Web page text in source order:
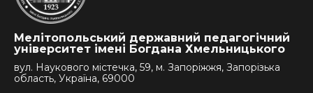
Мелітопольський державний педагогічний
університет імені Богдана Хмельницького
вул. Наукового містечка, 59, м. Запоріжжя, Запорізька
область, Україна, 69000